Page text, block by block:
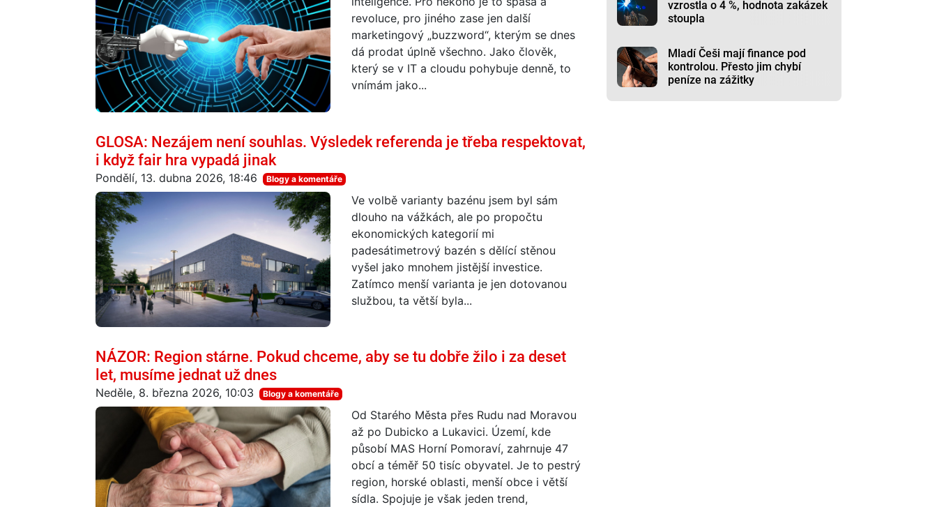
revoluce, pro jiného zase jen další
marketingový „buzzword“, kterým se dnes
dá prodat úplně všechno. Jako člověk,
který se v IT a cloudu pohybuje denně, to
vnímám jako...
GLOSA: Nezájem není souhlas. Výsledek referenda je třeba respektovat,
i když fair hra vypadá jinak
Pondělí, 13. dubna 2026, 18:46 Blogy a komentáře
Ve volbě varianty bazénu jsem ​byl sám
dlouho na vážkách, ale po propočtu
ekonomických kategorií mi
padesátimetrový bazén s dělící stěnou
vyšel jako mnohem jistější investice.
Zatímco menší varianta je jen dotovanou
službou, ta větší byla...
NÁZOR: Region stárne. Pokud chceme, aby se tu dobře žilo i za deset
let, musíme jednat už dnes
Neděle, 8. března 2026, 10:03 Blogy a komentáře
Od Starého Města přes Rudu nad Moravou
až po Dubicko a Lukavici. Území, kde
působí MAS Horní Pomoraví, zahrnuje 47
obcí a téměř 50 tisíc obyvatel. Je to pestrý
region, horské oblasti, menší obce i větší
sídla. Spojuje je však jeden trend,
vzrostla o 4 %, hodnota zakázek
stoupla
Mladí Češi mají finance pod
kontrolou. Přesto jim chybí
peníze na zážitky